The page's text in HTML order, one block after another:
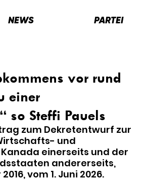
NEWS PARTEI
vor rund
einer
so Steffi Pauels
zum Dekretentwurf zur
und
einerseits und der
andererseits,
, vom 1. Juni 2026.